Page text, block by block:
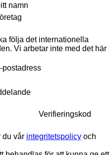
namn
följa det internationella
Vi arbetar inte med det här
postadress
Verifieringskod
du vår integritetspolicy och